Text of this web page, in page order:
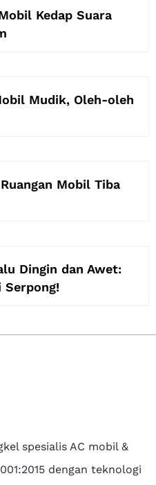
Kedap Suara
Mudik, Oleh-oleh
Mobil Tiba
Dingin dan Awet:
Serpong!
spesialis AC mobil &
dengan teknologi